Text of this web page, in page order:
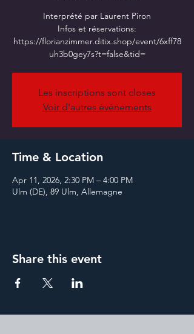
Interprété par Laurent Piron
Infos et réservations:
https://florianzimmer.ditix.shop/event/6xff78
uh3b0gey7s?t=false&tid=
Les inscriptions sont closes
Voir d'autres événements
Time & Location
Apr 11, 2026, 2:30 PM – 4:00 PM
Ulm (DE), 89 Ulm, Allemagne
Share this event